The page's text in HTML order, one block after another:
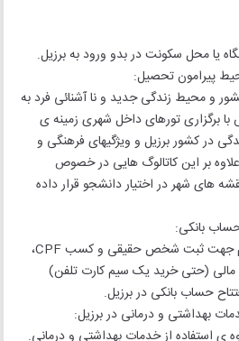
یا محل سکونت در بدو ورود به برزیل.
پیرامون تحصیل:
و محیط زندگی جدید و نا آشنائی فرد به
برگزاری تورهای داخل شهری زمینه ی
در کشور برزیل و ویژگیهای فرهنگی و
بر این کاتالوگ هایی در خصوص
های شهر در اختیار دانشجو قرار داده
راهنمایی و مساعدت های لازم جهت ثبت شخص حقیقی و کسب CPF،
مالی (حتی خرید یک سیم کارت تلفن)
حساب بانکی در برزیل.
بهداشتی و درمانی در برزیل:
ی استفاده از خدمات بهداشتی و درمانی.